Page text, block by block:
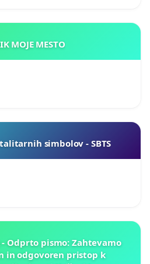
KAMNIK MOJE MESTO
simbolov - SBTS
Odprto pismo: Zahtevamo
in odgovoren pristop k